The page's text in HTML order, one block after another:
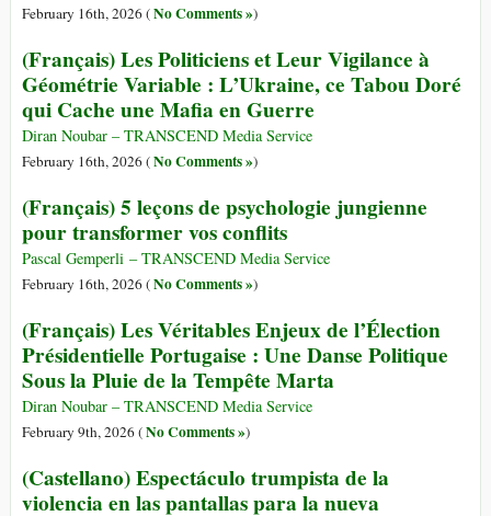
February 16th, 2026 (No Comments »)
(Français) Les Politiciens et Leur Vigilance à
Géométrie Variable : L’Ukraine, ce Tabou Doré
qui Cache une Mafia en Guerre
Diran Noubar – TRANSCEND Media Service
February 16th, 2026 (No Comments »)
(Français) 5 leçons de psychologie jungienne
pour transformer vos conflits
Pascal Gemperli – TRANSCEND Media Service
February 16th, 2026 (No Comments »)
(Français) Les Véritables Enjeux de l’Élection
Présidentielle Portugaise : Une Danse Politique
Sous la Pluie de la Tempête Marta
Diran Noubar – TRANSCEND Media Service
February 9th, 2026 (No Comments »)
(Castellano) Espectáculo trumpista de la
violencia en las pantallas para la nueva